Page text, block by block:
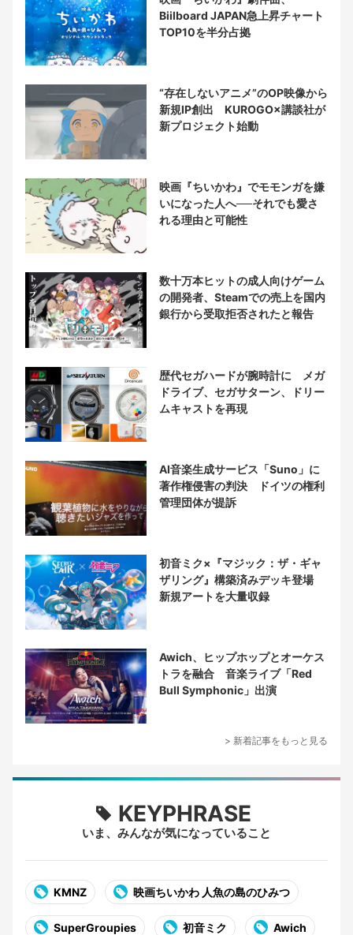
Biilboard JAPAN急上昇チャート
TOP10を半分占拠
“存在しないアニメ”のOP映像から
新規IP創出 KUROGO×講談社が
新プロジェクト始動
映画『ちいかわ』でモモンガを嫌
いになった人へ──それでも愛さ
れる理由と可能性
数十万本ヒットの成人向けゲーム
の開発者、Steamでの売上を国内
銀行から受取拒否されたと報告
歴代セガハードが腕時計に メガ
ドライブ、セガサターン、ドリー
ムキャストを再現
AI音楽生成サービス「Suno」に
著作権侵害の判決 ドイツの権利
管理団体が提訴
初音ミク×『マジック：ザ・ギャ
ザリング』構築済みデッキ登場
新規アートを大量収録
Awich、ヒップホップとオーケス
トラを融合 音楽ライブ「Red
Bull Symphonic」出演
> 新着記事をもっと見る
KEYPHRASE
いま、みんなが気になっていること
KMNZ 映画ちいかわ 人魚の島のひみつ
SuperGroupies 初音ミク Awich